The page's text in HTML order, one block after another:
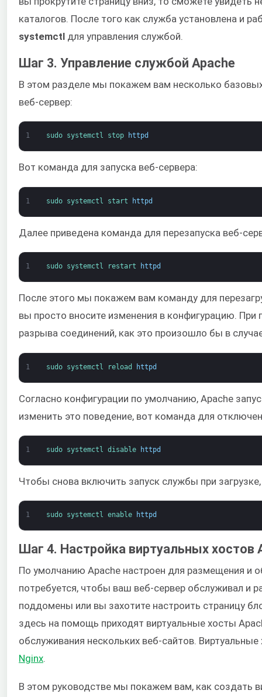
каталогов. После того как служба установлена и
systemctl для управления службой.
Шаг 3. Управление службой Apache
В этом разделе мы покажем вам несколько
веб-сервер:
1 sudo systemctl stop httpd
Вот команда для запуска веб-сервера:
1 sudo systemctl start httpd
Далее приведена команда для перезапуска веб-
1 sudo systemctl restart httpd
После этого мы покажем вам команду для
вы просто вносите изменения в конфигурацию. При
разрыва соединений, как это произошло бы в
1 sudo systemctl reload httpd
Согласно конфигурации по умолчанию, Apache
изменить это поведение, вот команда для
1 sudo systemctl disable httpd
Чтобы снова включить запуск службы при
1 sudo systemctl enable httpd
Шаг 4. Настройка виртуальных хостов
По умолчанию Apache настроен для размещения и
потребуется, чтобы ваш веб-сервер обслуживал и
поддомены или вы захотите настроить страницу
здесь на помощь приходят виртуальные хосты
обслуживания нескольких веб-сайтов.
Nginx
В этом руководстве мы покажем вам, как создать